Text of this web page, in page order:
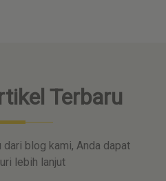
Terbaru
blog kami, Anda dapat
lebih lanjut